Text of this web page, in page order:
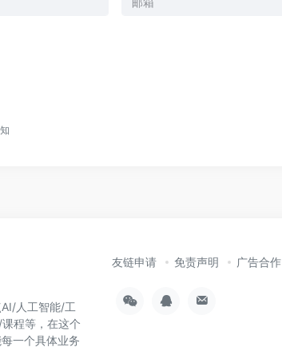
人工智能/工
程等，在这个
一个具体业务
友链申请 免责声明 广告合作